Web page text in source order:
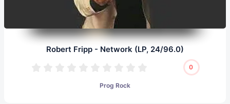
Robert Fripp - Network (LP, 24/96.0)
0
Prog Rock